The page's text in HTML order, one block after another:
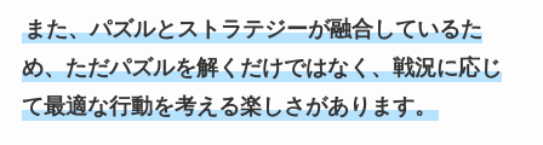
また、パズルとストラテジーが融合しているた
め、ただパズルを解くだけではなく、戦況に応じ
て最適な行動を考える楽しさがあります。